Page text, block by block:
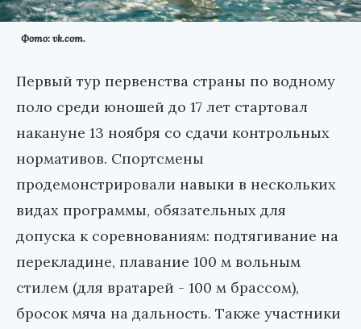
Фото: vk.com.
Первый тур первенства страны по водному
поло среди юношей до 17 лет стартовал
накануне 13 ноября со сдачи контрольных
нормативов. Спортсмены
продемонстрировали навыки в нескольких
видах программы, обязательных для
допуска к соревнованиям: подтягивание на
перекладине, плавание 100 м вольным
стилем (для вратарей - 100 м брассом),
бросок мяча на дальность. Также участники